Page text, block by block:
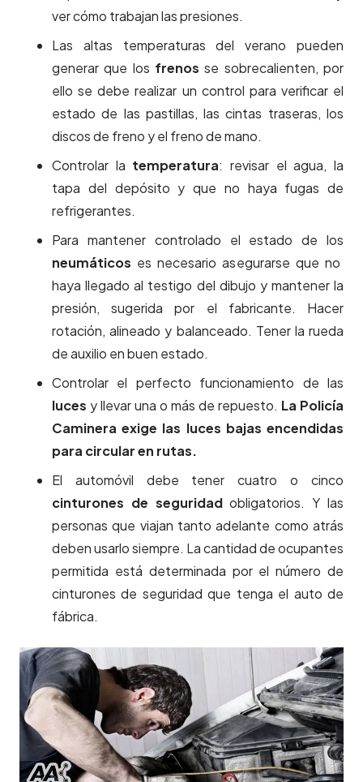
ver cómo trabajan las presiones.
Las altas temperaturas del verano pueden
generar que los frenos se sobrecalienten, por
ello se debe realizar un control para verificar el
estado de las pastillas, las cintas traseras, los
discos de freno y el freno de mano.
Controlar la temperatura: revisar el agua, la
tapa del depósito y que no haya fugas de
refrigerantes.
Para mantener controlado el estado de los
neumáticos es necesario asegurarse que no
haya llegado al testigo del dibujo y mantener la
presión, sugerida por el fabricante. Hacer
rotación, alineado y balanceado. Tener la rueda
de auxilio en buen estado.
Controlar el perfecto funcionamiento de las
luces y llevar una o más de repuesto. La Policía
Caminera exige las luces bajas encendidas
para circular en rutas.
El automóvil debe tener cuatro o cinco
cinturones de seguridadobligatorios. Y las
personas que viajan tanto adelante como atrás
deben usarlo siempre. La cantidad de ocupantes
permitida está determinada por el número de
cinturones de seguridad que tenga el auto de
fábrica.